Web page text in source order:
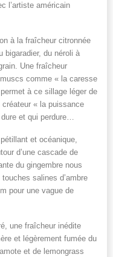
l’artiste américain
à la fraîcheur citronnée
bigaradier, du néroli à
Une fraîcheur
comme « la caresse
à ce sillage léger de
créateur « la puissance
dure et qui perdure…
et océanique,
d’une cascade de
du gingembre nous
salines d’ambre
pour une vague de
une fraîcheur inédite
et légèrement fumée du
et de lemongrass